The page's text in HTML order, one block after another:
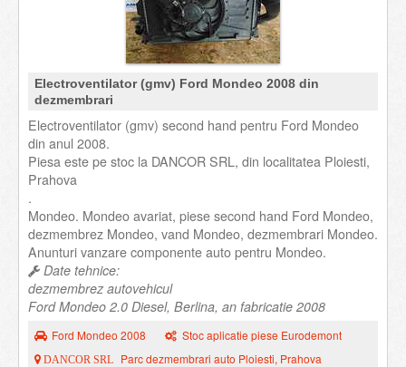
Electroventilator (gmv) Ford Mondeo 2008 din
dezmembrari
Electroventilator (gmv) second hand pentru Ford Mondeo
din anul 2008.
Piesa este pe stoc la DANCOR SRL, din localitatea Ploiesti,
Prahova
.
Mondeo. Mondeo avariat, piese second hand Ford Mondeo,
dezmembrez Mondeo, vand Mondeo, dezmembrari Mondeo.
Anunturi vanzare componente auto pentru Mondeo.
Date tehnice:
dezmembrez autovehicul
Ford Mondeo 2.0 Diesel, Berlina, an fabricatie 2008
Ford Mondeo 2008 Stoc aplicatie piese Eurodemont
DANCOR SRL Parc dezmembrari auto Ploiesti, Prahova